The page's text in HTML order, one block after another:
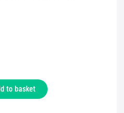
to basket